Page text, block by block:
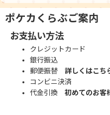
ポケカくらぶご案内
お支払い方法
クレジットカード
銀行振込
郵便振替 詳しくはこち
コンビニ決済
代金引換 初めてのお客